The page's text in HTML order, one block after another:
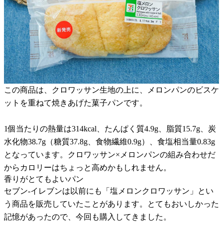
この商品は、クロワッサン生地の上に、メロンパンのビスケ
ットを重ねて焼きあげた菓子パンです。
1個当たりの熱量は314kcal、たんぱく質4.9g、脂質15.7g、炭
水化物38.7g（糖質37.8g、食物繊維0.9g）、食塩相当量0.83g
となっています。クロワッサン×メロンパンの組み合わせだ
からカロリーはちょっと高めかもしれません。
香りがとてもよいパン
セブン-イレブンは以前にも「塩メロンクロワッサン」とい
う商品を販売していたことがあります。とてもおいしかった
記憶があったので、今回も購入してきました。